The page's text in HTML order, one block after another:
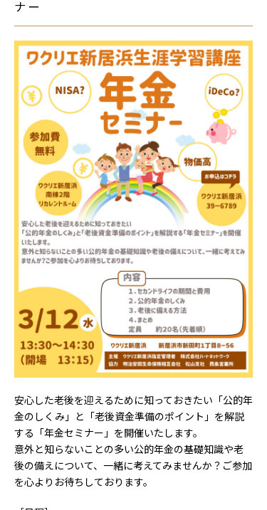
ナー
安心した老後を迎えるために知っておきたい「公的年
金のしくみ」と「老後資金準備のポイント」を解説
する「年金セミナー」を開催いたします。
意外と知らないことの多い公的年金の基礎知識や老
後の備えについて、一緒に考えてみませんか？ご参加
を心よりお待ちしております。